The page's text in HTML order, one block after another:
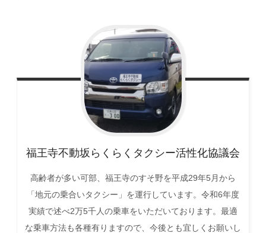
福王寺不動坂らくらくタクシー活性化協議会
高齢者が多い可部、福王寺のすそ野を平成29年5月から
「地元の乗合いタクシー」を運行しています。令和6年度
実績で述べ2万5千人の乗車をいただいております。最適
な乗車方法も各種有りますので、今後とも宜しくお願いし